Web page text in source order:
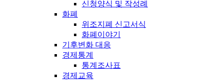
신청양식 및 작성례
화폐
위조지폐 신고서식
화폐이야기
기후변화 대응
경제통계
통계조사표
경제교육